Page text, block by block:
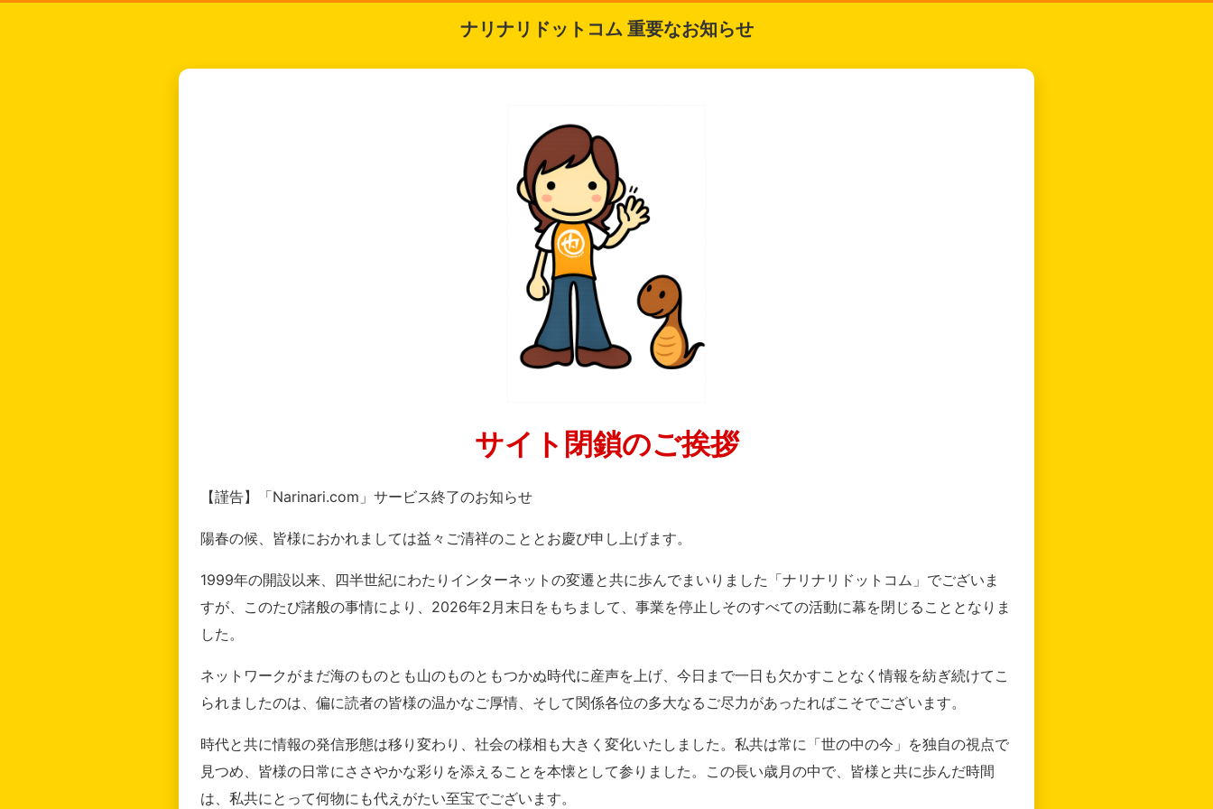
ナリナリドットコム 重要なお知らせ
サイト閉鎖のご挨拶
【謹告】「Narinari.com」サービス終了のお知らせ
陽春の候、皆様におかれましては益々ご清祥のこととお慶び申し上げます。
1999年の開設以来、四半世紀にわたりインターネットの変遷と共に歩んでまいりました「ナリナリドットコム」でございま
すが、このたび諸般の事情により、2026年2月末日をもちまして、事業を停止しそのすべての活動に幕を閉じることとなりま
した。
ネットワークがまだ海のものとも山のものともつかぬ時代に産声を上げ、今日まで一日も欠かすことなく情報を紡ぎ続けてこ
られましたのは、偏に読者の皆様の温かなご厚情、そして関係各位の多大なるご尽力があったればこそでございます。
時代と共に情報の発信形態は移り変わり、社会の様相も大きく変化いたしました。私共は常に「世の中の今」を独自の視点で
見つめ、皆様の日常にささやかな彩りを添えることを本懐として参りました。この長い歳月の中で、皆様と共に歩んだ時間
は、私共にとって何物にも代えがたい至宝でございます。